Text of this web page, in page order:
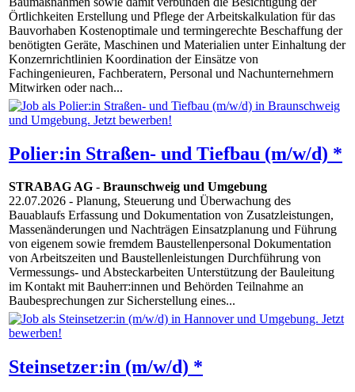
Örtlichkeiten Erstellung und Pflege der Arbeitskalkulation für das
Bauvorhaben Kostenoptimale und termingerechte Beschaffung der
benötigten Geräte, Maschinen und Materialien unter Einhaltung der
Konzernrichtlinien Koordination der Einsätze von
Fachingenieuren, Fachberatern, Personal und Nachunternehmern
Mitwirken oder nach...
Polier:in Straßen- und Tiefbau (m/w/d) *
STRABAG AG - Braunschweig und Umgebung
22.07.2026 - Planung, Steuerung und Überwachung des
Bauablaufs Erfassung und Dokumentation von Zusatzleistungen,
Massenänderungen und Nachträgen Einsatzplanung und Führung
von eigenem sowie fremdem Baustellenpersonal Dokumentation
von Arbeitszeiten und Baustellenleistungen Durchführung von
Vermessungs- und Absteckarbeiten Unterstützung der Bauleitung
im Kontakt mit Bauherr:innen und Behörden Teilnahme an
Baubesprechungen zur Sicherstellung eines...
Steinsetzer:in (m/w/d) *